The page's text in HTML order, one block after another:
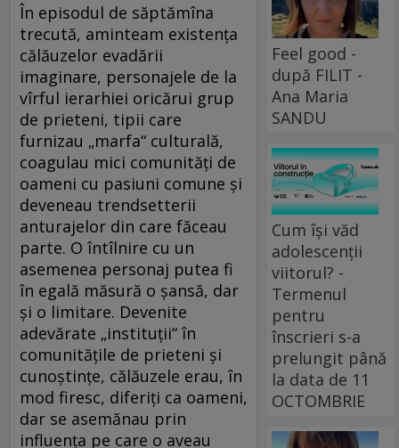
În episodul de săptămîna
trecută, aminteam existenţa
călăuzelor evadării
imaginare, personajele de la
vîrful ierarhiei oricărui grup
de prieteni, tipii care
furnizau „marfa“ culturală,
coagulau mici comunităţi de
oameni cu pasiuni comune şi
deveneau trendsetterii
anturajelor din care făceau
parte. O întîlnire cu un
asemenea personaj putea fi
în egală măsură o şansă, dar
şi o limitare. Devenite
adevărate „instituţii“ în
comunităţile de prieteni şi
cunoştinţe, călăuzele erau, în
mod firesc, diferiţi ca oameni,
dar se asemănau prin
influenţa pe care o aveau
Feel good -
după FILIT -
Ana Maria
SANDU
Cum își văd
adolescenții
viitorul? -
Termenul
pentru
înscrieri s-a
prelungit până
la data de 11
OCTOMBRIE